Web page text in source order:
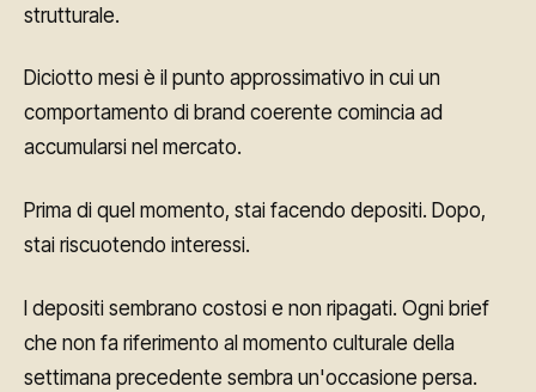
strutturale.
Diciotto mesi è il punto approssimativo in cui un
comportamento di brand coerente comincia ad
accumularsi nel mercato.
Prima di quel momento, stai facendo depositi. Dopo,
stai riscuotendo interessi.
I depositi sembrano costosi e non ripagati. Ogni brief
che non fa riferimento al momento culturale della
settimana precedente sembra un'occasione persa.